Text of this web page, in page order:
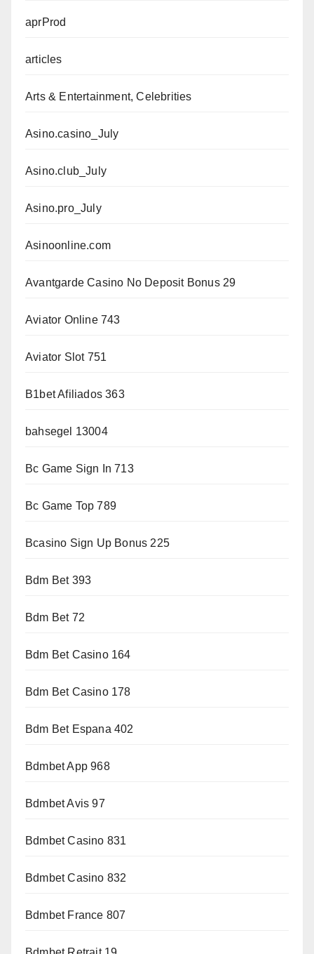
aprProd
articles
Arts & Entertainment, Celebrities
Asino.casino_July
Asino.club_July
Asino.pro_July
Asinoonline.com
Avantgarde Casino No Deposit Bonus 29
Aviator Online 743
Aviator Slot 751
B1bet Afiliados 363
bahsegel 13004
Bc Game Sign In 713
Bc Game Top 789
Bcasino Sign Up Bonus 225
Bdm Bet 393
Bdm Bet 72
Bdm Bet Casino 164
Bdm Bet Casino 178
Bdm Bet Espana 402
Bdmbet App 968
Bdmbet Avis 97
Bdmbet Casino 831
Bdmbet Casino 832
Bdmbet France 807